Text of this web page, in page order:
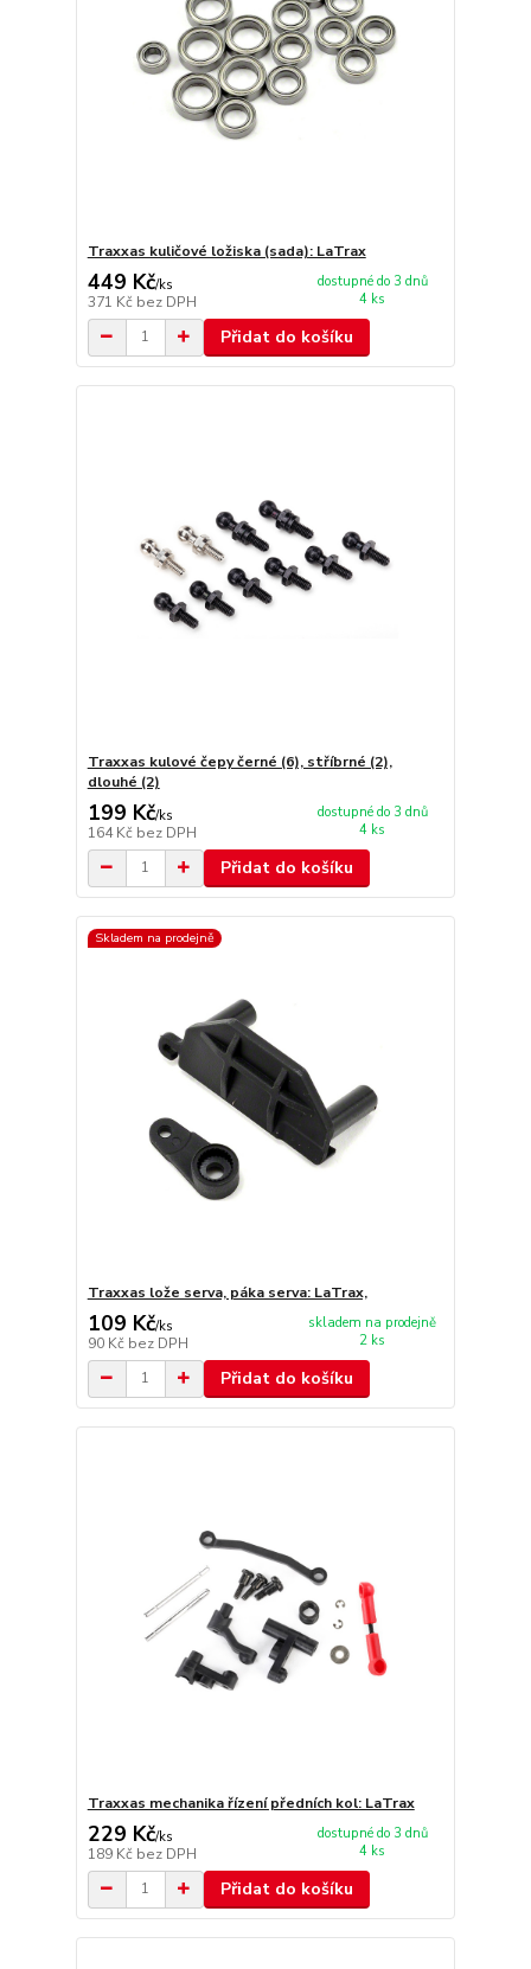
Traxxas kuličové ložiska (sada): LaTrax
449 Kč/ks
371 Kč bez DPH
dostupné do 3 dnů
4 ks
Přidat do košíku
Traxxas kulové čepy černé (6), stříbrné (2),
dlouhé (2)
199 Kč/ks
164 Kč bez DPH
dostupné do 3 dnů
4 ks
Přidat do košíku
Skladem na prodejně
Traxxas lože serva, páka serva: LaTrax,
109 Kč/ks
90 Kč bez DPH
skladem na prodejně
2 ks
Přidat do košíku
Traxxas mechanika řízení předních kol: LaTrax
229 Kč/ks
189 Kč bez DPH
dostupné do 3 dnů
4 ks
Přidat do košíku